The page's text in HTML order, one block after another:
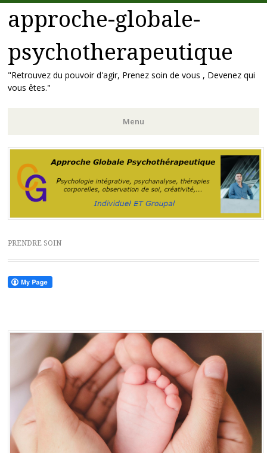
approche-globale-
psychotherapeutique
"Retrouvez du pouvoir d'agir, Prenez soin de vous , Devenez qui
vous êtes."
Menu
Aller
au
contenu
principal
PRENDRE SOIN